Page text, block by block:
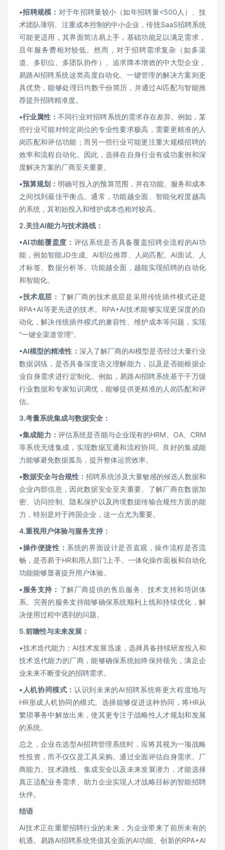
•招聘规模： 对于年招聘量较小（如年招聘量<500人）、技
术团队薄弱、注重成本控制的中小企业，传统SaaS招聘系统
可能更适用，其界面简洁易上手，基础功能足以满足需求，
且年服务费相对较低。然而，对于招聘需求复杂（如多渠
道、多职位、多团队协作）、追求降本增效的中大型企业，
易路AI招聘系统这类高度自动化、一键管理的解决方案则更
具优势，能够处理日均数千份简历，并通过AI匹配与智能推
荐提升招聘精准度。
•行业属性：不同行业对招聘系统的需求存在差异。例如，某
些行业可能对特定岗位的专业性要求极高，需要更精准的人
岗匹配和评估功能；而另一些行业可能更注重大规模招聘的
效率和流程自动化。因此，选择在自身行业有成功案例和深
度解决方案的厂商至关重要。
•预算规划： 明确可投入的预算范围，并在功能、服务和成本
之间找到最佳平衡点。通常，功能越全面、智能化程度越高
的系统，其初始投入和维护成本也相对较高。
2.关注AI能力与技术路线：
•AI功能覆盖度： 评估系统是否具备覆盖招聘全流程的AI功
能，例如智能JD生成、AI职位推荐、人岗匹配、AI面试、人
才标签、数据分析等。功能越全面，越能实现招聘的自动化
和智能化。
•技术底层： 了解厂商的技术底层是采用传统插件模式还是
RPA+AI等更先进的技术。RPA+AI技术能够实现更深度的自
动化，解决传统插件模式的兼容性、维护成本等问题，实现
“一键全渠道管理”。
•AI模型的精准性： 深入了解厂商的AI模型是否经过大量行业
数据训练，是否具备深度语义理解能力，以及是否能根据企
业自身需求进行定制化。例如，易路AI招聘系统基于千万级
行业数据和专家知识调优，能够提供更精准的人岗匹配和评
估。
3.考量系统集成与数据安全：
•集成能力： 评估系统是否能与企业现有的HRM、OA、CRM
等系统无缝集成，实现数据互通和流程协同。良好的集成能
力能够避免数据孤岛，提升整体运营效率。
•数据安全与合规性：招聘系统涉及大量敏感的候选人数据和
企业内部信息，因此数据安全至关重要。了解厂商在数据加
密、访问控制、隐私保护以及跨境数据传输合规性方面的能
力，特别是对于跨国企业，这一点尤为重要。
4.重视用户体验与服务支持：
•操作便捷性： 系统的界面设计是否直观，操作流程是否流
畅，是否易于HR和用人部门上手。一体化操作面板和自动化
功能能够显著提升用户体验。
•服务支持： 了解厂商提供的售后服务、技术支持和培训体
系。完善的服务支持能够确保系统顺利上线和持续优化，解
决使用过程中遇到的问题。
5.前瞻性与未来发展：
•技术迭代能力：AI技术发展迅速，选择具备持续研发投入和
技术迭代能力的厂商，能够确保系统始终保持领先，满足企
业未来不断变化的招聘需求。
• 人机协同模式：认识到未来的AI招聘系统将更大程度地与
HR形成人机协同的模式。选择能够促进这种协同，将HR从
繁琐事务中解放出来，使其更专注于战略性人才规划和发展
的系统。
总之，企业在选型AI招聘管理系统时，应将其视为一项战略
性投资，而不仅仅是工具采购。通过全面评估自身需求、厂
商能力、技术路线、集成安全以及未来发展潜力，才能选择
真正适配业务需求、助力企业实现人才战略目标的智能招聘
伙伴。
结语
AI技术正在重塑招聘行业的未来，为企业带来了前所未有的
机遇。易路AI招聘系统凭借其全面的AI功能、创新的RPA+AI